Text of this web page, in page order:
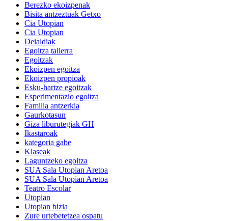
Berezko ekoizpenak
Bisita antzeztuak Getxo
Cia Utopian
Cia Utopian
Deialdiak
Egoitza tailerra
Egoitzak
Ekoizpen egoitza
Ekoizpen propioak
Esku-hartze egoitzak
Esperimentazio egoitza
Familia antzerkia
Gaurkotasun
Giza liburutegiak GH
Ikastaroak
kategoria gabe
Klaseak
Laguntzeko egoitza
SUA Sala Utopian Aretoa
SUA Sala Utopian Aretoa
Teatro Escolar
Utopian
Utopian bizia
Zure urtebetetzea ospatu